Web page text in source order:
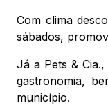
Com clima
sábados,
Já a Pets &
gastronomia,
município.